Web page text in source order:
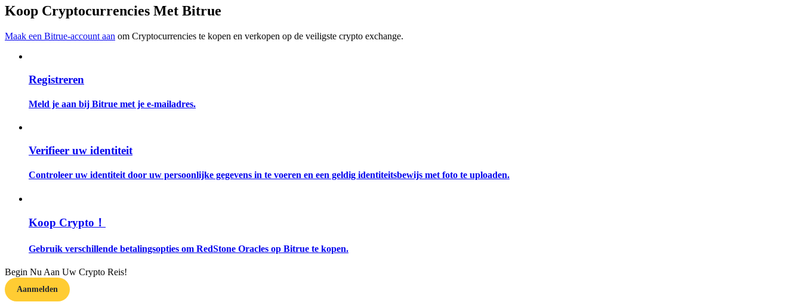
Big data-analyse inclusief handelsinformatie, enz.
Futures-startgids
Koop Cryptocurrencies Met Bitrue
Maak een Bitrue-account aan om Cryptocurrencies te kopen en verkopen op de veiligste crypto exchange.
Registreren
Meld je aan bij Bitrue met je e-mailadres.
Verifieer uw identiteit
Controleer uw identiteit door uw persoonlijke gegevens in te voeren en een geldig identiteitsbewijs met foto te uploaden.
Koop Crypto！
Gebruik verschillende betalingsopties om RedStone Oracles op Bitrue te kopen.
Begin Nu Aan Uw Crypto Reis!
Aanmelden